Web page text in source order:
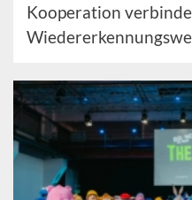
Kooperation